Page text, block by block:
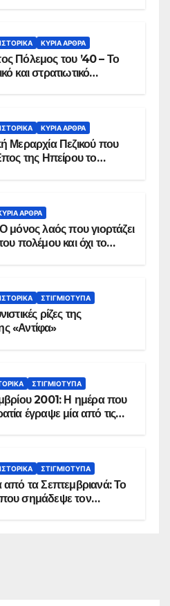
ΙΣΤΟΡΙΚΆ ΚΥΡΙΑ ΑΡΘΡΑ
Πόλεμος του ’40 – Το
και στρατιωτικό
ΙΣΤΟΡΙΚΆ ΚΥΡΙΑ ΑΡΘΡΑ
Μεραρχία Πεζικού που
της Ηπείρου το
ΑΡΘΡΑ
μόνος λαός που γιορτάζει
πολέμου και όχι το
ΙΣΤΟΡΙΚΆ ΣΤΙΓΜΙΌΤΥΠΑ
ρίζες της
«Αντίφα»
ΣΤΙΓΜΙΌΤΥΠΑ
2001: Η ημέρα που
έγραψε μία από τις
ΙΣΤΟΡΙΚΆ ΣΤΙΓΜΙΌΤΥΠΑ
από τα Σεπτεμβριανά: Το
σημάδεψε τον